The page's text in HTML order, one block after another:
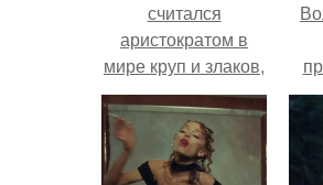
считался
аристократом в
мире круп и злаков,
его называли
"Запретным Рисом"
и "рисом
долголетия".